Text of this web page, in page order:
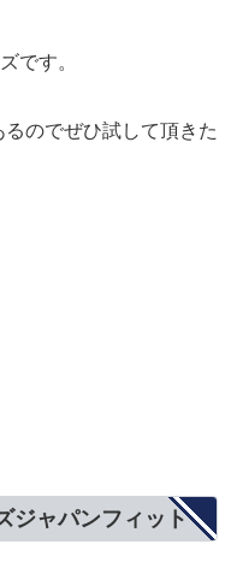
です。
のでぜひ試して頂きた
ジャパンフィット